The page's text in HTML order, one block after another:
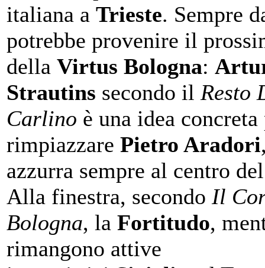
italiana a Trieste. Sempre
potrebbe provenire il
della Virtus Bologna:
Strautins secondo il Resto
Carlino è una idea concreta
rimpiazzare Pietro Aradori
azzurra sempre al centro
Alla finestra, secondo Il
Bologna, la Fortitudo,
rimangono attive